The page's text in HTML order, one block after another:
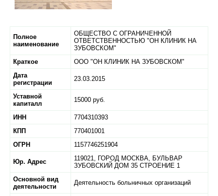
Полное
наименование
ОБЩЕСТВО С ОГРАНИЧЕННОЙ
ОТВЕТСТВЕННОСТЬЮ "ОН КЛИНИК НА
ЗУБОВСКОМ"
Краткое
ООО "ОН КЛИНИК НА ЗУБОВСКОМ"
Дата
регистрации
23.03.2015
Уставной
капиталл
15000 руб.
ИНН
7704310393
КПП
770401001
ОГРН
1157746251904
Юр. Адрес 119021, ГОРОД МОСКВА, БУЛЬВАР
ЗУБОВСКИЙ ДОМ 35 СТРОЕНИЕ 1
Основной вид
деятельности
Деятельность больничных организаций